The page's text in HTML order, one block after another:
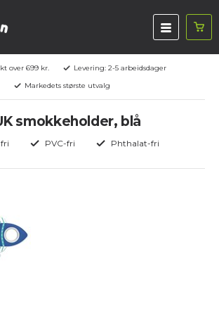
over 699 kr.
Levering: 2-5 arbeidsdager
Markedets største utvalg
smokkeholder, blå
PVC-fri Phthalat-fri